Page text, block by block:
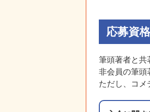
応募資格
筆頭著者と共
非会員の筆頭
ただし、コメ